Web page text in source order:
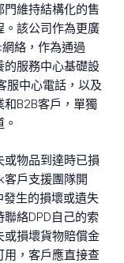
維持結構化的售
該公司作為更廣
絡，作為通過
服務中心基礎設
服中心電話，以及
B2B客戶，單獨
物品到達時已損
戶支援團隊開
生的損壞或遺失
絡DPD自己的索
或損壞貨物賠償金
，客戶應直接查